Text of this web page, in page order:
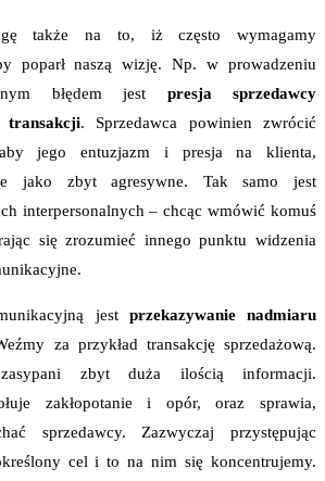
także na to, iż często wymagamy
poparł naszą wizję. Np. w prowadzeniu
błędem jest presja sprzedawcy
transakcji. Sprzedawca powinien zwrócić
aby jego entuzjazm i presja na klienta,
jako zbyt agresywne. Tak samo jest
interpersonalnych – chcąc wmówić komuś
się zrozumieć innego punktu widzenia
jest przekazywanie nadmiaru
za przykład transakcję sprzedażową.
zbyt duża ilością informacji.
zakłopotanie i opór, oraz sprawia,
sprzedawcy. Zazwyczaj przystępując
cel i to na nim się koncentrujemy.